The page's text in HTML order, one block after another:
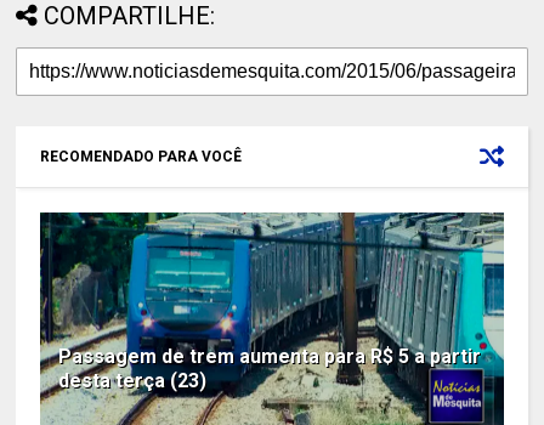
COMPARTILHE:
RECOMENDADO PARA VOCÊ
Passagem de trem aumenta para R$ 5 a partir
desta terça (23)